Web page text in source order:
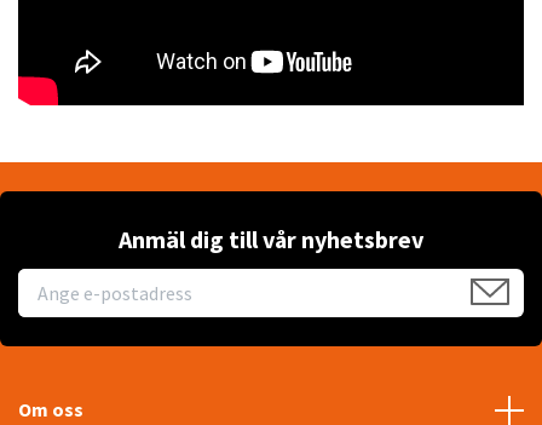
Anmäl dig till vår nyhetsbrev
Om oss